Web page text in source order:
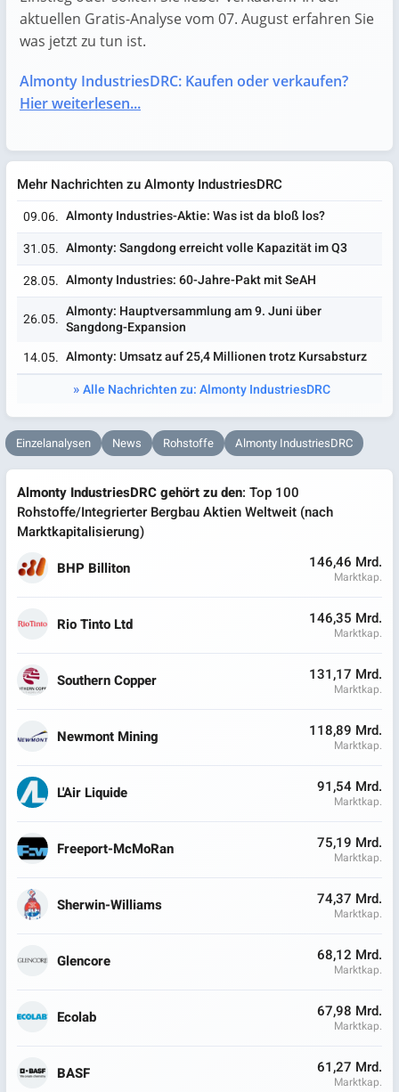
aktuellen Gratis-Analyse vom 07. August erfahren Sie
was jetzt zu tun ist.
Almonty IndustriesDRC: Kaufen oder verkaufen?
Hier weiterlesen...
Mehr Nachrichten zu Almonty IndustriesDRC
09.06. Almonty Industries-Aktie: Was ist da bloß los?
31.05. Almonty: Sangdong erreicht volle Kapazität im Q3
28.05. Almonty Industries: 60-Jahre-Pakt mit SeAH
26.05. Almonty: Hauptversammlung am 9. Juni über
Sangdong-Expansion
14.05. Almonty: Umsatz auf 25,4 Millionen trotz Kursabsturz
Alle Nachrichten zu: Almonty IndustriesDRC
Einzelanalysen News Rohstoffe Almonty IndustriesDRC
Almonty IndustriesDRC gehört zu den: Top 100
Rohstoffe/Integrierter Bergbau Aktien Weltweit (nach
Marktkapitalisierung)
BHP Billiton
146,46 Mrd.
Marktkap.
Rio Tinto Ltd 146,35 Mrd.
Marktkap.
Southern Copper 131,17 Mrd.
Marktkap.
Newmont Mining 118,89 Mrd.
Marktkap.
L'Air Liquide 91,54 Mrd.
Marktkap.
Freeport-McMoRan 75,19 Mrd.
Marktkap.
Sherwin-Williams 74,37 Mrd.
Marktkap.
Glencore 68,12 Mrd.
Marktkap.
Ecolab 67,98 Mrd.
Marktkap.
BASF 61,27 Mrd.
Marktkap.